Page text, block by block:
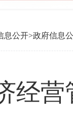
息公开>政府信息
经